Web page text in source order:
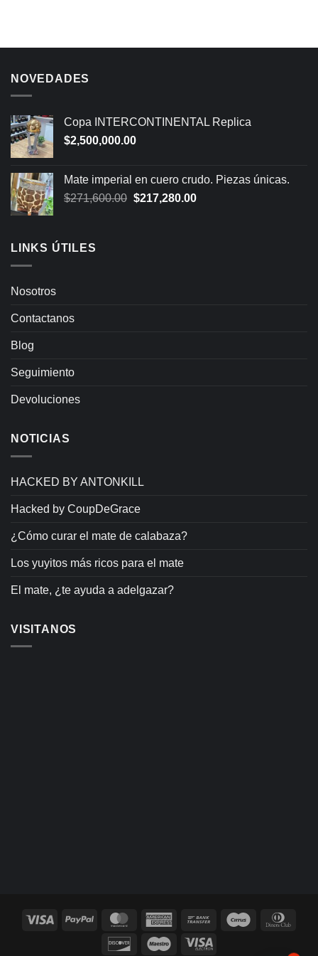
NOVEDADES
Copa INTERCONTINENTAL Replica
$2,500,000.00
Mate imperial en cuero crudo. Piezas únicas.
$271,600.00 Original
$217,280.00Current
LINKS ÚTILES
Nosotros
Contactanos
Blog
Seguimiento
Devoluciones
NOTICIAS
HACKED BY ANTONKILL
Hacked by CoupDeGrace
¿Cómo curar el mate de calabaza?
Los yuyitos más ricos para el mate
El mate, ¿te ayuda a adelgazar?
VISITANOS
Visa PayPal MasterCardAmerican
Bank
Cirrus
Discover Maestro Visa